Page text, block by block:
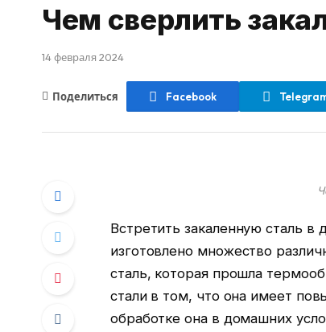
Чем сверлить
14 февраля 2024
Поделиться Facebook
Встретить закаленную сталь
изготовлено множество
сталь, которая прошла
стали в том, что она имеет
обработке она в домашних